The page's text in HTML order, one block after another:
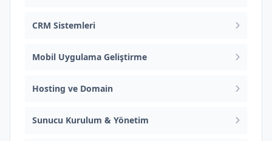
CRM Sistemleri
Mobil Uygulama Geliştirme
Hosting ve Domain
Sunucu Kurulum & Yönetim